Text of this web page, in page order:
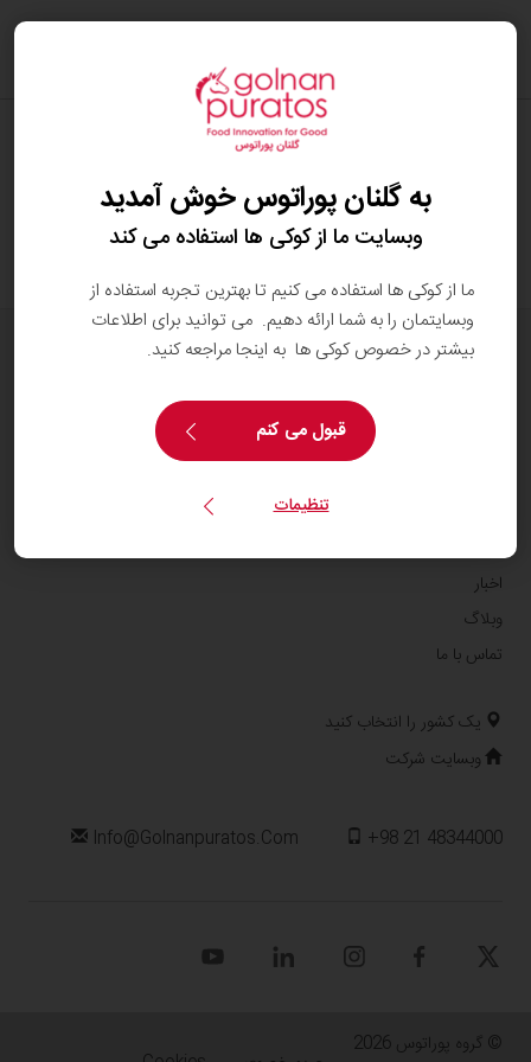
آیا شکلات حلال است؟
تمام شکلات‌های گلنان پوراتوس دارای گواهی حلال
هستند، همان‌طور که تمام مواد اولیه‌ی آن‌ها نیز از منابع
حلال تهیه شده‌اند.
به گلنان پوراتوس خوش آمدید
وبسایت ما از کوکی ها استفاده می کند
ما از کوکی ها استفاده می کنیم تا بهترین تجربه استفاده از
وبسایتمان را به شما ارائه دهیم. می توانید برای اطلاعات
بیشتر در خصوص کوکی ها به اینجا مراجعه کنید.
قبول می کنم
تنظیمات
همه محصولات
اخبار
وبلاگ
تماس با ما
یک کشور را انتخاب کنید
وبسایت شرکت
+98 21 48344000
Info@golnanpuratos.com
© گروه پوراتوس 2026